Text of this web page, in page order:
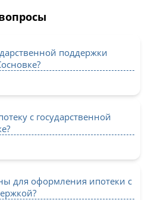
поддержки
с государственной
для оформления ипотеки с